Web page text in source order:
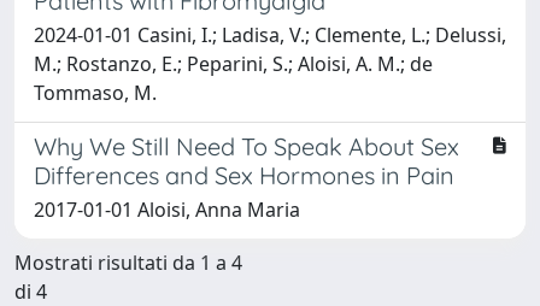
2024-01-01 Casini, I.; Ladisa, V.; Clemente, L.; Delussi,
M.; Rostanzo, E.; Peparini, S.; Aloisi, A. M.; de
Tommaso, M.
Why We Still Need To Speak About Sex
Differences and Sex Hormones in Pain
2017-01-01 Aloisi, Anna Maria
Mostrati risultati da 1 a 4
di 4